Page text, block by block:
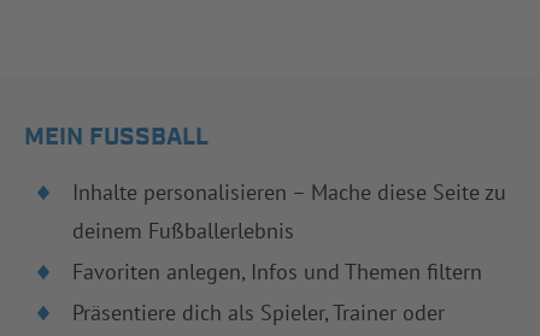
MEIN FUSSBALL
Inhalte personalisieren – Mache diese Seite zu
deinem Fußballerlebnis
Favoriten anlegen, Infos und Themen filtern
Präsentiere dich als Spieler, Trainer oder